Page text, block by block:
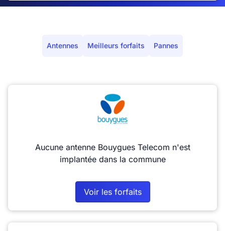
Antennes Meilleurs forfaits Pannes
Aucune antenne Bouygues Telecom n'est
implantée dans la commune
Voir les forfaits